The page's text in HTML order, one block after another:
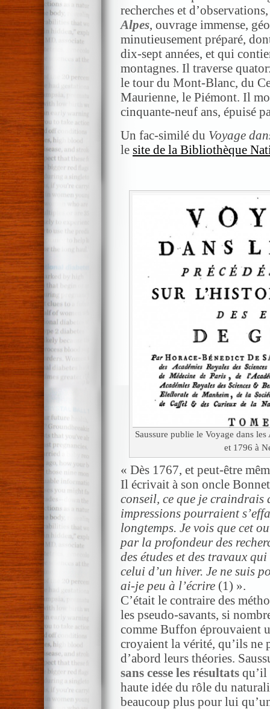
recherches et
Alpes, ouvrage immense,
minutieusement préparé,
dix-sept années, et qui
montagnes. Il traverse
le tour du Mont-Blanc, du
Maurienne, le Piémont. Il
cinquante-neuf ans, épuisé
Un fac-similé du Voyage
le site de la Bibliothèque
Saussure publie le Voyage dans
et 1796 à
« Dès 1767, et peut-être
Il écrivait à son oncle
conseil, ce que je craindrais
impressions pourraient
longtemps. Je vois que cet
par la profondeur des
des études et des travaux
celui d’un hiver. Je ne suis
ai-je peu à l’écrire (1) ».
C’était le contraire des
les pseudo-savants, si
comme Buffon éprouvaient
croyaient la vérité, qu’ils ne
d’abord leurs théories.
sans cesse les résultats qu’il
haute idée du rôle du
beaucoup plus pour lui